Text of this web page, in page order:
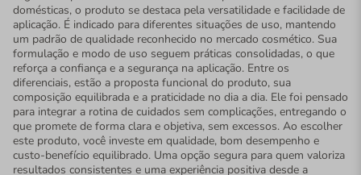
domésticas, o produto se destaca pela versatilidade e facilidade de
aplicação. É indicado para diferentes situações de uso, mantendo
um padrão de qualidade reconhecido no mercado cosmético. Sua
formulação e modo de uso seguem práticas consolidadas, o que
reforça a confiança e a segurança na aplicação. Entre os
diferenciais, estão a proposta funcional do produto, sua
composição equilibrada e a praticidade no dia a dia. Ele foi pensado
para integrar a rotina de cuidados sem complicações, entregando o
que promete de forma clara e objetiva, sem excessos. Ao escolher
este produto, você investe em qualidade, bom desempenho e
custo-benefício equilibrado. Uma opção segura para quem valoriza
resultados consistentes e uma experiência positiva desde a